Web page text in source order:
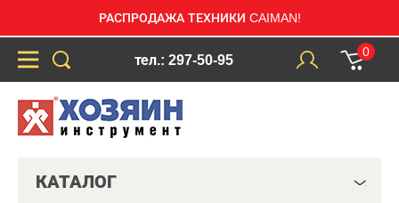
РАСПРОДАЖА ТЕХНИКИ CAIMAN!
тел.: 297-50-95
0
КАТАЛОГ